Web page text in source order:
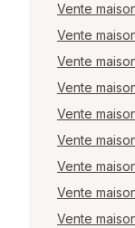
Vente
Vente
Vente
Vente
Vente
Vente
Vente
Vente
Vente